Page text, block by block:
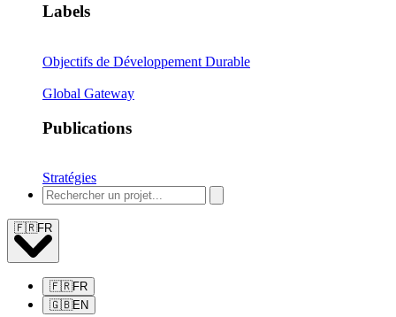
Labels
Objectifs de Développement Durable
Global Gateway
Publications
Stratégies
🇫🇷FR
🇫🇷FR
🇬🇧EN